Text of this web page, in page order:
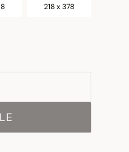
218 x 378